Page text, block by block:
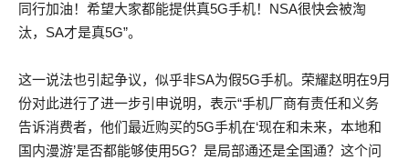
同行加油！希望大家都能提供真5G手机！NSA很快会被淘
汰，SA才是真5G”。
这一说法也引起争议，似乎非SA为假5G手机。荣耀赵明在9月
份对此进行了进一步引申说明，表示“手机厂商有责任和义务
告诉消费者，他们最近购买的5G手机在‘现在和未来，本地和
国内漫游’是否都能够使用5G？是局部通还是全国通？这个问